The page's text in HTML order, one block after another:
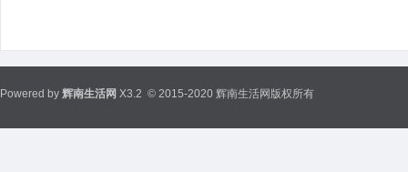
Powered by 辉南生活网 X3.2 © 2015-2020 辉南生活网版权所有